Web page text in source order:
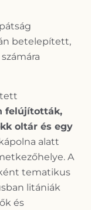
betelepített,
felújították,
oltár és egy
alatt
A
tematikus
litániák
és